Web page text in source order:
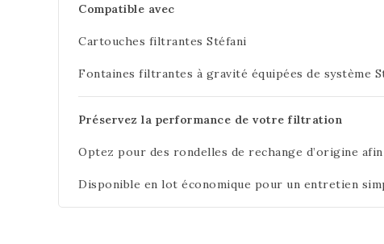
Compatible avec
Cartouches filtrantes Stéfani
Fontaines filtrantes à gravité équipées de système
Préservez la performance de votre filtration
Optez pour des rondelles de rechange d’origine
Disponible en lot économique pour un entretien